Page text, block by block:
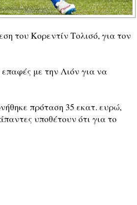
του Κορεντίν Τολισό, για τον
με την Λιόν για να
πρόταση 35 εκατ. ευρώ,
υποθέτουν ότι για το